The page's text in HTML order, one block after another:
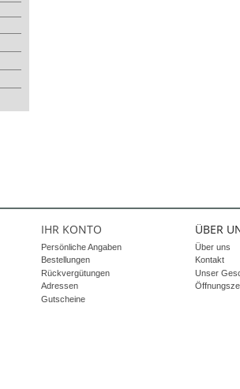
IHR KONTO
Persönliche Angaben
Bestellungen
Rückvergütungen
Adressen
Gutscheine
ÜBER
Über uns
Kontakt
Unser